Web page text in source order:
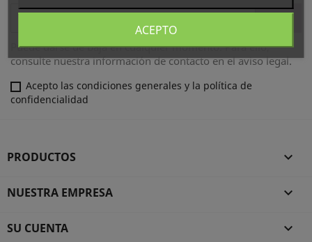
Puede darse de baja en cualquier momento. Para ello,
consulte nuestra información de contacto en el aviso legal.
Acepto las condiciones generales y la política de
confidencialidad
PRODUCTOS 
NUESTRA EMPRESA 
SU CUENTA 
ACEPTO